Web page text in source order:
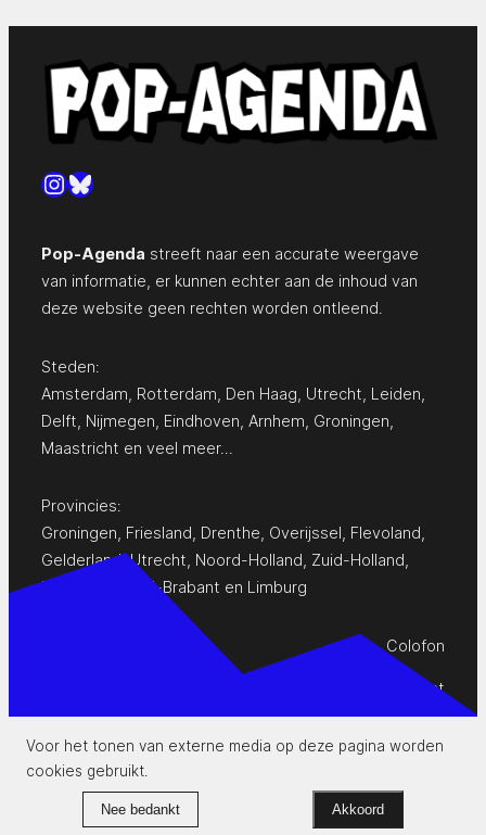
Voor het tonen van externe media op deze pagina worden
cookies gebruikt.
Nee bedankt Akkoord
Instagram
Bluesky
Pop-Agenda streeft naar een accurate weergave
van informatie, er kunnen echter aan de inhoud van
deze website geen rechten worden ontleend.
Steden:
Amsterdam Rotterdam Den Haag Utrecht Leiden
Delft Nijmegen Eindhoven Arnhem Groningen
Maastricht en veel meer…
Provincies:
Groningen Friesland Drenthe Overijssel Flevoland
Gelderland,Utrecht Noord-Holland Zuid-Holland
Zeeland
Noord-Brabant en Limburg
Colofon
Privacy Statement